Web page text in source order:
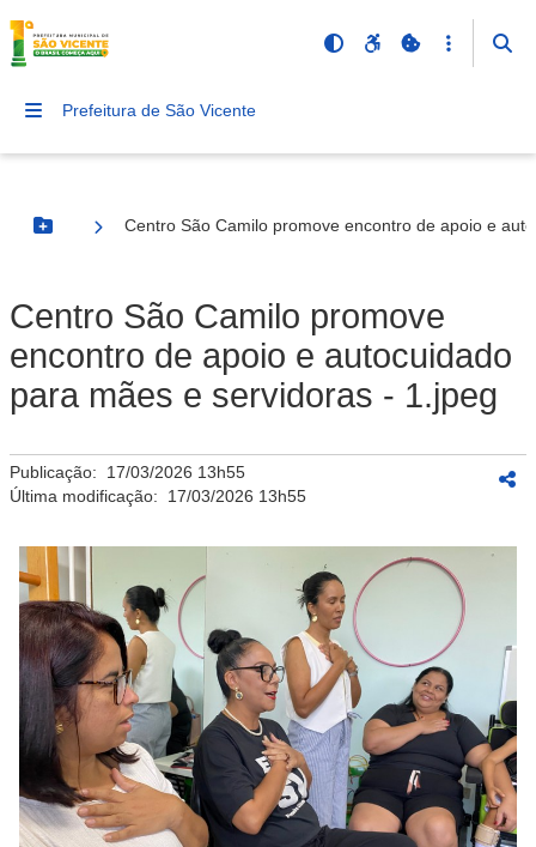
Prefeitura de São Vicente
Botão Menu
Centro São Camilo promove encontro de apoio e
Centro São Camilo promove
encontro de apoio e autocuidado
para mães e servidoras - 1.jpeg
Publicação: 17/03/2026 13h55
Última modificação: 17/03/2026 13h55